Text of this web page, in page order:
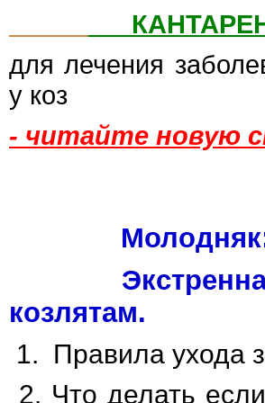
для лечения
у коз
- читайте новую
Молодняк:
Экстренная
козлятам.
1.
Правила ухода
2. Что делать